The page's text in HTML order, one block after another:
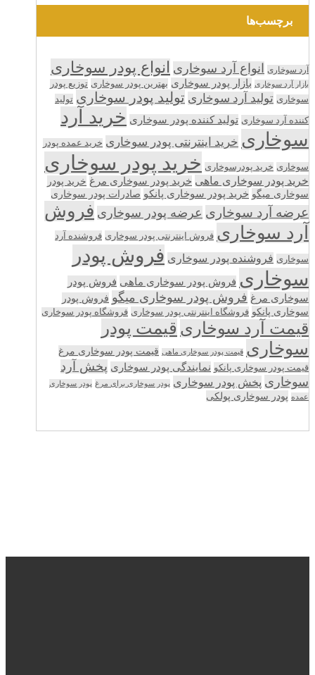
برچسب‌ها
آرد سوخاری انواع آرد سوخاری انواع پودر سوخاری
بازار آرد سوخاری بازار پودر سوخاری بهترین پودر سوخاری توزیع پودر
سوخاری تولید آرد سوخاری تولید پودر سوخاری تولید
کننده آرد سوخاری تولید کننده پودر سوخاری خرید آرد
سوخاری خرید اینترنتی پودر سوخاری خرید عمده پودر
سوخاری خرید پودرسوخاری خرید پودر سوخاری
خرید پودر سوخاری ماهی خرید پودر سوخاری مرغ خرید پودر
سوخاری میگو خرید پودر سوخاری پانکو صادرات پودر سوخاری
عرضه آرد سوخاری عرضه پودر سوخاری فروش
آرد سوخاری فروش اینترنتی پودر سوخاری فروشنده آرد
سوخاری فروشنده پودر سوخاری فروش پودر
سوخاری فروش پودر سوخاری ماهی فروش پودر
سوخاری مرغ فروش پودر سوخاری میگو فروش پودر
سوخاری پانکو فروشگاه اینترنتی پودر سوخاری فروشگاه پودر سوخاری
قیمت آرد سوخاری قیمت پودر
سوخاری قیمت پودر سوخاری ماهی قیمت پودر سوخاری مرغ
قیمت پودر سوخاری پانکو نمایندگی پودر سوخاری پخش آرد
سوخاری پخش پودر سوخاری پودر سوخاری برای مرغ پودر سوخاری
عمده پودر سوخاری پولکی